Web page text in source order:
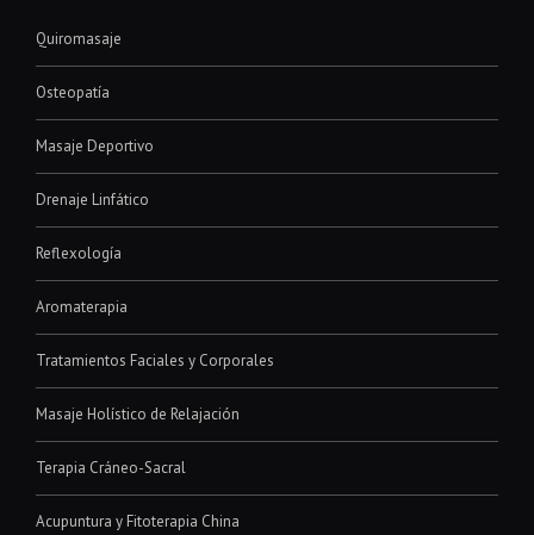
Quiromasaje
Osteopatía
Masaje Deportivo
Drenaje Linfático
Reflexología
Aromaterapia
Tratamientos Faciales y Corporales
Masaje Holístico de Relajación
Terapia Cráneo-Sacral
Acupuntura y Fitoterapia China